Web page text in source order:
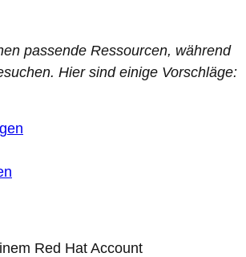
passende Ressourcen, während
Hier sind einige Vorschläge:
Red Hat Account